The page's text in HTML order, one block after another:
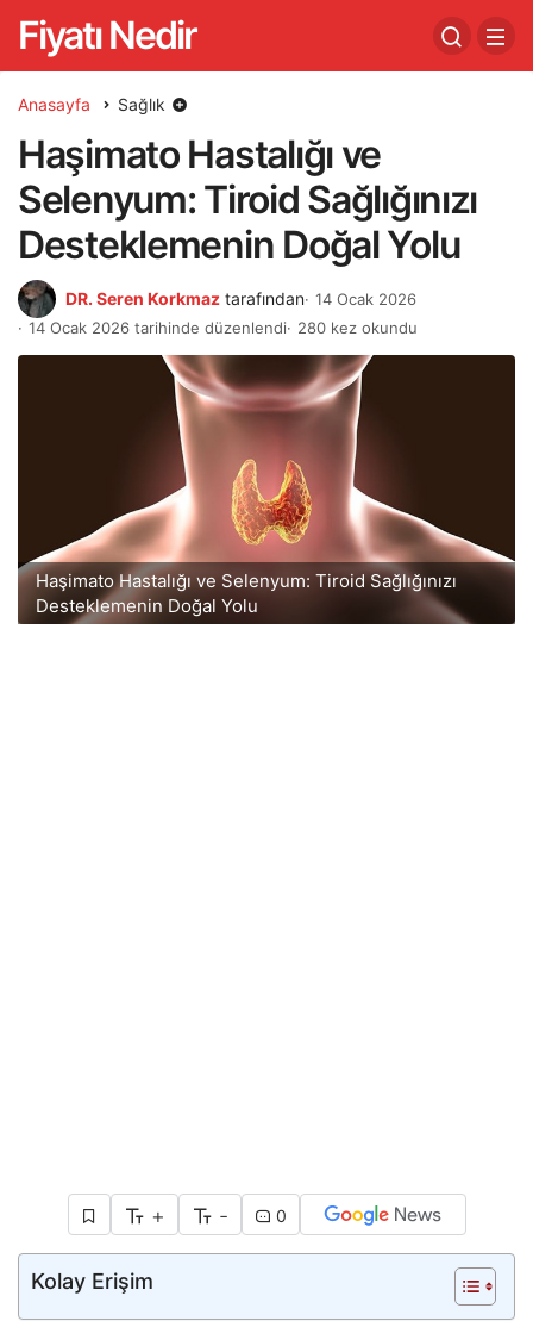
Fiyatı Nedir
Anasayfa Sağlık
Haşimato Hastalığı ve
Selenyum: Tiroid Sağlığınızı
Desteklemenin Doğal Yolu
DR. Seren Korkmaz tarafından 14 Ocak 2026
14 Ocak 2026 tarihinde düzenlendi
280 kez okundu
Haşimato Hastalığı ve Selenyum: Tiroid Sağlığınızı
Desteklemenin Doğal Yolu
+ - 0
Kolay Erişim